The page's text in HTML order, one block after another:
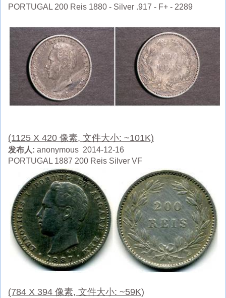
PORTUGAL 200 Reis 1880 - Silver .917 - F+ - 2289
(1125 X 420 像素, 文件大小: ~101K)
发布人: anonymous 2014-12-16
PORTUGAL 1887 200 Reis Silver VF
(784 X 394 像素, 文件大小: ~59K)